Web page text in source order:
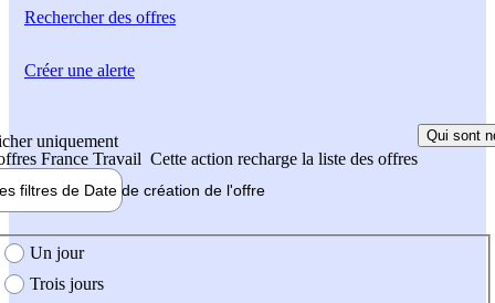
Rechercherdes offres
uniquement
France Travail Cette action recharge la liste des offres
Qui sont
filtres de Date de création de l'offre
création de l'offre
Un jour
Trois jours
Créer une alerte